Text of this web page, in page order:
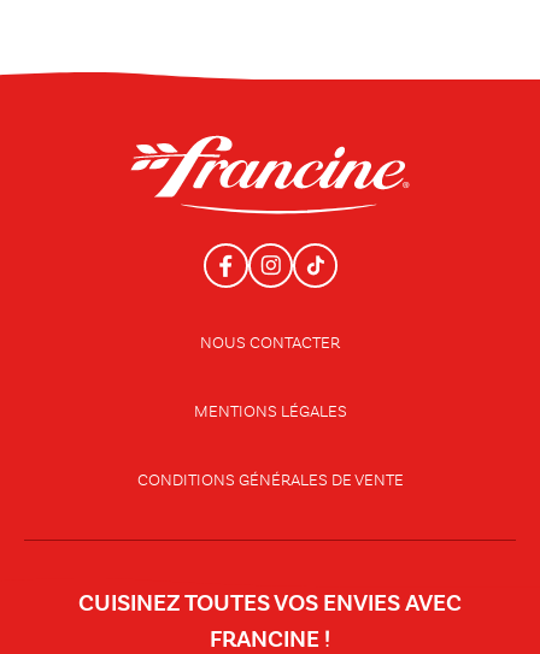
NOUS CONTACTER
MENTIONS LÉGALES
CONDITIONS GÉNÉRALES DE VENTE
CUISINEZ TOUTES VOS ENVIES AVEC
FRANCINE !